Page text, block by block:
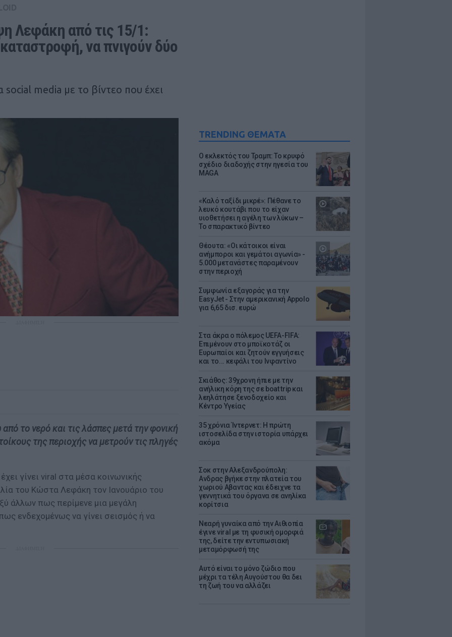
TRENDING ΘΕΜΑΤΑ
Ο εκλεκτός του Τραμπ: Το κρυφό
σχέδιο διαδοχής στην ηγεσία του
MAGA
«Καλό ταξίδι μικρέ»: Πέθανε το
λευκό κουτάβι που το είχαν
υιοθετήσει η αγέλη των λύκων –
Το σπαρακτικό βίντεο
Θέουτα: «Οι κάτοικοι είναι
ανήμποροι και γεμάτοι αγωνία» -
5.000 μετανάστες παραμένουν
στην περιοχή
Συμφωνία εξαγοράς για την
EasyJet - Στην αμερικανική Appolo
για 6,65 δισ. ευρώ
Στα άκρα ο πόλεμος UEFA-FIFA:
Επιμένουν στο μποϊκοτάζ οι
Ευρωπαίοι και ζητούν εγγυήσεις
και το... κεφάλι του Ινφαντίνο
Σκιάθος: 39χρονη ήπιε με την
ανήλικη κόρη της σε boat trip και
λεηλάτησε ξενοδοχείο και
Κέντρο Υγείας
35 χρόνια Ίντερνετ: Η πρώτη
ιστοσελίδα στην ιστορία υπάρχει
ακόμα
Σοκ στην Αλεξανδρούπολη:
Ανδρας βγήκε στην πλατεία του
χωριού Αβαντας και έδειχνε τα
γεννητικά του όργανα σε ανηλίκα
κορίτσια
Νεαρή γυναίκα από την Αιθιοπία
έγινε viral με τη φυσική ομορφιά
της, δείτε την εντυπωσιακή
μεταμόρφωσή της
Αυτό είναι το μόνο ζώδιο που
μέχρι τα τέλη Αυγούστου θα δει
τη ζωή του να αλλάζει
Λεφάκη από τις 15/1:
να πνιγούν δύο
social media με το βίντεο που έχει
το νερό και τις λάσπες μετά την φονική
της περιοχής να μετρούν τις πληγές
γίνει viral στα μέσα κοινωνικής
του Κώστα Λεφάκη τον Ιανουάριο του
άλλων πως περίμενε μια μεγάλη
ενδεχομένως να γίνει σεισμός ή να